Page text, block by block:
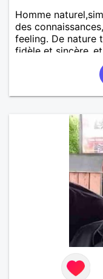
Homme
des
feeling. De nature
fidèle et
supporte pas le
rencontre,pour
mal à prolonger
attiré par des
naturellement
Mesdames 😉